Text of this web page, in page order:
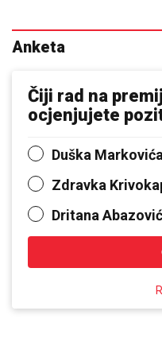
Anketa
Čiji rad na
ocjenjujete
Duška Markovića
Zdravka
Dritana